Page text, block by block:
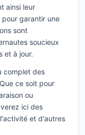
ainsi leur
garantir une
sont
soucieux
et à jour.
complet des
ce soit pour
ou
ici des
et d'autres